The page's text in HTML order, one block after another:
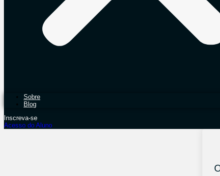
Sobre
Blog
Inscreva-se
Acesso do Aluno